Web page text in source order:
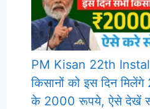
PM Kisan 22th
किसानों को इस दिन मिलेंगे
के 2000 रूपये, ऐसे देखें